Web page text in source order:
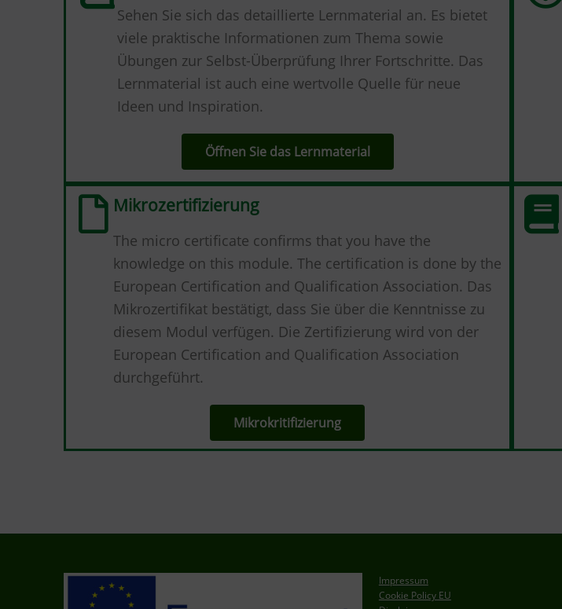
Sehen Sie sich das detaillierte Lernmaterial an. Es bietet
viele praktische Informationen zum Thema sowie
Übungen zur Selbst-Überprüfung Ihrer Fortschritte. Das
Lernmaterial ist auch eine wertvolle Quelle für neue
Ideen und Inspiration.
Öffnen Sie das Lernmaterial
Mikrozertifizierung
The micro certificate confirms that you have the
knowledge on this module. The certification is done by the
European Certification and Qualification Association. Das
Mikrozertifikat bestätigt, dass Sie über die Kenntnisse zu
diesem Modul verfügen. Die Zertifizierung wird von der
European Certification and Qualification Association
durchgeführt.
Mikrokritifizierung
Impressum
Cookie Policy EU